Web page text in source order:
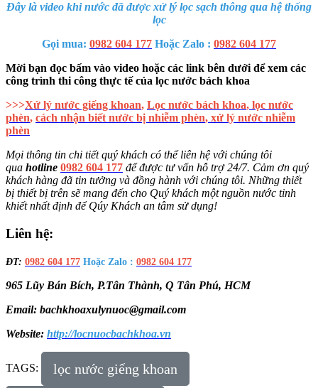
Đây là video khi nước đã được xử lý lọc sạch thông qua hệ thống
lọc
Gọi mua: 0982 604 177 Hoặc Zalo : 0982 604 177
Mời bạn đọc bấm vào video hoặc các link bên dưới để xem các
công trình thi công thực tế của lọc nước bách khoa
>>>Xử lý nước giếng khoan, Lọc nước bách khoa, lọc nước
phèn, cách nhận biết nước bị nhiễm phèn, xử lý nước nhiễm
phèn
Mọi thông tin chi tiết quý khách có thể liên hệ với chúng tôi
qua hotline 0982 604 177 để được tư vấn hỗ trợ 24/7. Cảm ơn quý
khách hàng đã tin tưởng và đồng hành với chúng tôi. Những thiết
bị thiết bị trên sẽ mang đến cho Quý khách một nguồn nước tinh
khiết nhất định để Qúy Khách an tâm sử dụng!
Liên hệ:
ĐT: 0982 604 177 Hoặc Zalo : 0982 604 177
965 Lũy Bán Bích, P.Tân Thành, Q Tân Phú, HCM
Email: bachkhoaxulynuoc@gmail.com
Website: http://locnuocbachkhoa.vn
TAGS: lọc nước giếng khoan